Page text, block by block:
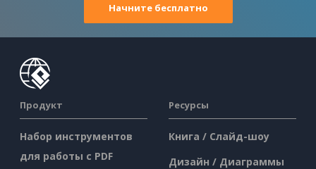
Начните бесплатно
Продукт
Набор инструментов
для работы с PDF
Ресурсы
Книга / Слайд-шоу
Дизайн / Диаграммы